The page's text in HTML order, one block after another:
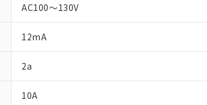
AC100～130V
12mA
2a
10A
以下の条件をお読みいただき、同意のうえ
があります。
*EU RoHS指令（10物質）：
六価クロム(Cr(Ⅵ)) 1000ppm以下、ポリ臭化ビフェニ
但し、RoHS指令で産業用監視および制御機器に対す
フタル酸エステル類の４物質については閾値を超える
「×」：最大均質材料含有率が中国RoHS
「－」：未確認です。当社販売部門へお問
Pb(鉛) :1000ppm、 Hg(水銀) : 1000ppm、 Cd(カドミ
DBP(フタル酸ジブチル) : 1000ppm、 DIBP(フタル酸
う）を輸出または国外への提供する
記
説明